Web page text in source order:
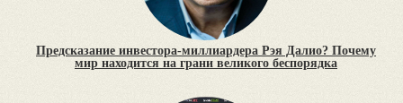
Предсказание инвестора-миллиардера Рэя Далио? Почему
мир находится на грани великого беспорядка